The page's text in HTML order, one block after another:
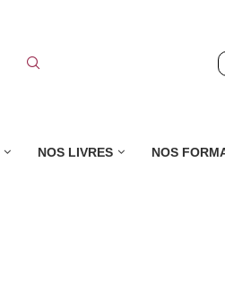
NOS LIVRES NOS